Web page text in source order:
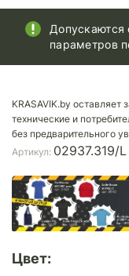
Допускаются
параметров
KRASAVIK.by оставляет
технические и
без предварительного
Артикул: 02937.319/L
Цвет: